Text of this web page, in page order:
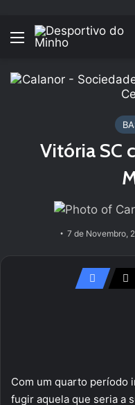
Menu
Vitória SC
7 de Novembro,
Com um quarto período
fugir aquela que seria a